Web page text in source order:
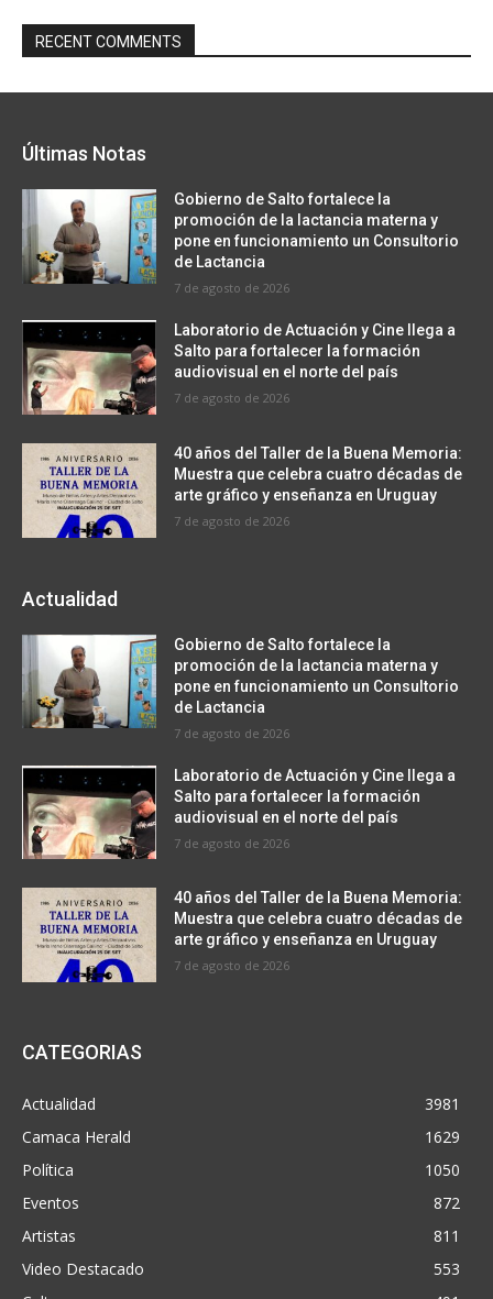
RECENT COMMENTS
Últimas Notas
Gobierno de Salto fortalece la
promoción de la lactancia materna y
pone en funcionamiento un Consultorio
de Lactancia
7 de agosto de 2026
Laboratorio de Actuación y Cine llega a
Salto para fortalecer la formación
audiovisual en el norte del país
7 de agosto de 2026
40 años del Taller de la Buena Memoria:
Muestra que celebra cuatro décadas de
arte gráfico y enseñanza en Uruguay
7 de agosto de 2026
Actualidad
Gobierno de Salto fortalece la
promoción de la lactancia materna y
pone en funcionamiento un Consultorio
de Lactancia
7 de agosto de 2026
Laboratorio de Actuación y Cine llega a
Salto para fortalecer la formación
audiovisual en el norte del país
7 de agosto de 2026
40 años del Taller de la Buena Memoria:
Muestra que celebra cuatro décadas de
arte gráfico y enseñanza en Uruguay
7 de agosto de 2026
CATEGORIAS
Actualidad
3981
Camaca Herald
1629
Política
1050
Eventos
872
Artistas
811
Video Destacado
553